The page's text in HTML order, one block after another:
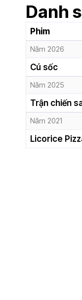
Danh
Phim
Năm 2026
Cú sốc
Năm 2025
Trận chiến
Năm 2021
Licorice